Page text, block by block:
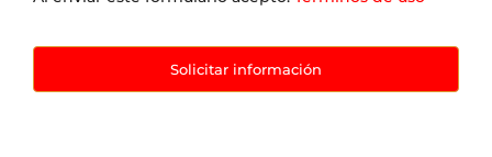
Solicitar información